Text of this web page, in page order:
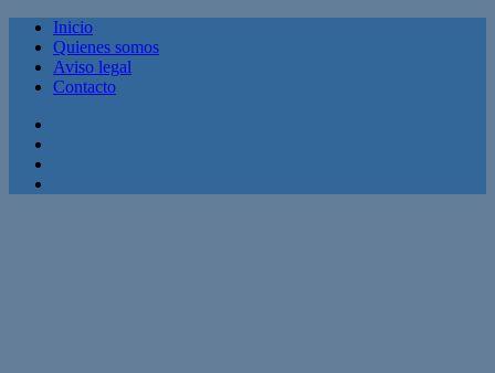
Inicio
Quienes somos
Aviso legal
Contacto